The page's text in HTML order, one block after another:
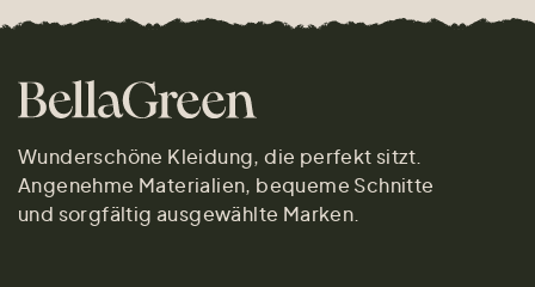
Wunderschöne Kleidung, die perfekt sitzt.
Angenehme Materialien, bequeme Schnitte
und sorgfältig ausgewählte Marken.